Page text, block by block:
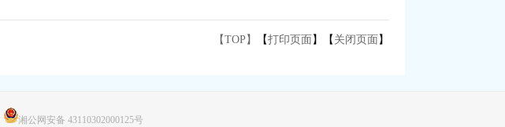
【TOP】 【打印页面 】【 关闭页面 】
湘公网安备 43110302000125号